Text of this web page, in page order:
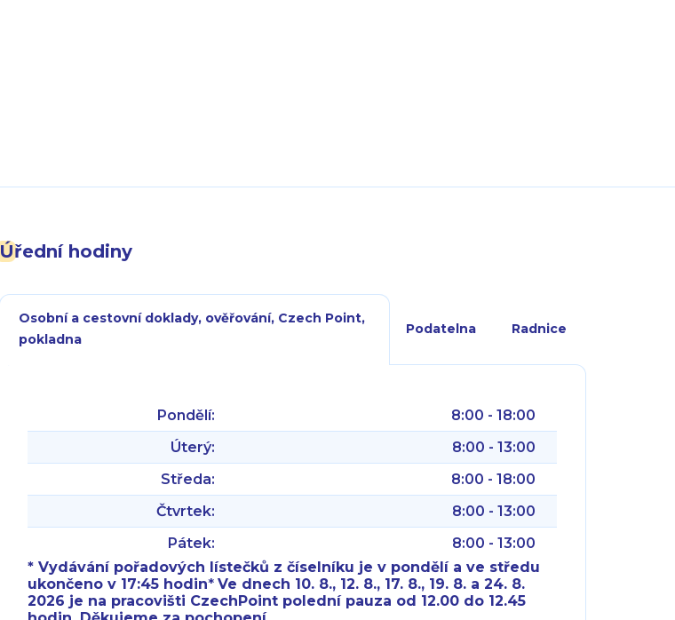
Úřední hodiny
Osobní a cestovní doklady, ověřování, Czech Point,
pokladna
Podatelna Radnice
Pondělí:
8:00 - 18:00
Úterý:
8:00 - 13:00
Středa:
8:00 - 18:00
Čtvrtek:
8:00 - 13:00
Pátek:
8:00 - 13:00
* Vydávání pořadových lístečků z číselníku je v pondělí a ve středu
ukončeno v 17:45 hodin*Ve dnech 10. 8., 12. 8., 17. 8., 19. 8. a 24. 8.
2026 je na pracovišti CzechPoint polední pauza od 12.00 do 12.45